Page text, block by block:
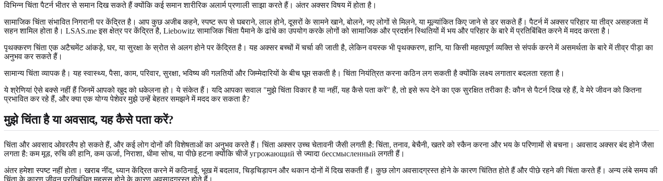
विभिन्न चिंता पैटर्न भीतर से समान दिख सकते हैं क्योंकि कई समान शारीरिक अलार्म प्रणाली साझा करते हैं। अंतर अक्सर विषय में होता है।
सामाजिक चिंता संभावित निगरानी पर केंद्रित है। आप कुछ अजीब कहने, स्पष्ट रूप से घबराने, लाल होने, दूसरों के सामने खाने, बोलने, नए लोगों से मिलने, या मूल्यांकित किए जाने से डर सकते हैं। पैटर्न में अक्सर परिहार या तीव्र असहजता में
सहन शामिल होता है। LSAS.me इस क्षेत्र पर केंद्रित है, Liebowitz सामाजिक चिंता पैमाने के ढांचे का उपयोग करके लोगों को सामाजिक और प्रदर्शन स्थितियों में भय और परिहार के बारे में प्रतिबिंबित करने में मदद करता है।
पृथक्करण चिंता एक अटैचमेंट आंकड़े, घर, या सुरक्षा के स्रोत से अलग होने पर केंद्रित है। यह अक्सर बच्चों में चर्चा की जाती है, लेकिन वयस्क भी पृथक्करण, हानि, या किसी महत्वपूर्ण व्यक्ति से संपर्क करने में असमर्थता के बारे में तीव्र पीड़ा का
अनुभव कर सकते हैं।
सामान्य चिंता व्यापक है। यह स्वास्थ्य, पैसा, काम, परिवार, सुरक्षा, भविष्य की गलतियों और जिम्मेदारियों के बीच घूम सकती है। चिंता नियंत्रित करना कठिन लग सकती है क्योंकि लक्ष्य लगातार बदलता रहता है।
ये श्रेणियां ऐसे बक्से नहीं हैं जिनमें आपको खुद को धकेलना हो। ये संकेत हैं। यदि आपका सवाल "मुझे चिंता विकार है या नहीं, यह कैसे पता करें" है, तो इसे रूप देने का एक सुरक्षित तरीका है: कौन से पैटर्न दिख रहे हैं, वे मेरे जीवन को कितना
प्रभावित कर रहे हैं, और क्या एक योग्य पेशेवर मुझे उन्हें बेहतर समझने में मदद कर सकता है?
मुझे चिंता है या अवसाद, यह कैसे पता करें?
चिंता और अवसाद ओवरलैप हो सकते हैं, और कई लोग दोनों की विशेषताओं का अनुभव करते हैं। चिंता अक्सर उच्च चेतावनी जैसी लगती है: चिंता, तनाव, बेचैनी, खतरे को स्कैन करना और भय के परिणामों से बचना। अवसाद अक्सर बंद होने जैसा
लगता है: कम मूड, रुचि की हानि, कम ऊर्जा, निराशा, धीमा सोच, या पीछे हटना क्योंकि चीजें угрожающий से ज्यादा бессмысленный लगती हैं।
अंतर हमेशा स्पष्ट नहीं होता। खराब नींद, ध्यान केंद्रित करने में कठिनाई, भूख में बदलाव, चिड़चिड़ापन और थकान दोनों में दिख सकती हैं। कुछ लोग अवसादग्रस्त होने के कारण चिंतित होते हैं और पीछे रहने की चिंता करते हैं। अन्य लंबे समय की
चिंता के कारण जीवन प्रतिबंधित महसूस होने के कारण अवसादग्रस्त होते हैं।